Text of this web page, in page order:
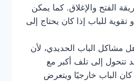
الفتح والإغلاق. كما يمكن
تقوية للباب إذا كان يحتاج إلى
مشاكل الباب الحديدي، لأن
تتحول إلى تلف أكبر مع
الباب خارجيًا ويتعرض